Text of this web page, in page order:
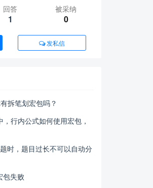
回答
1
被采纳
0
发私信
拆笔划宏包吗？
行内公式如何使用宏包，
时，题目过长不可以自动分
包失败